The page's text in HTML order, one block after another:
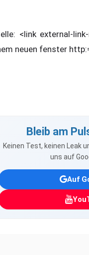
<link external-
neuen fenster
Bleib am
Keinen Test, keinen Leak
uns auf
Auf